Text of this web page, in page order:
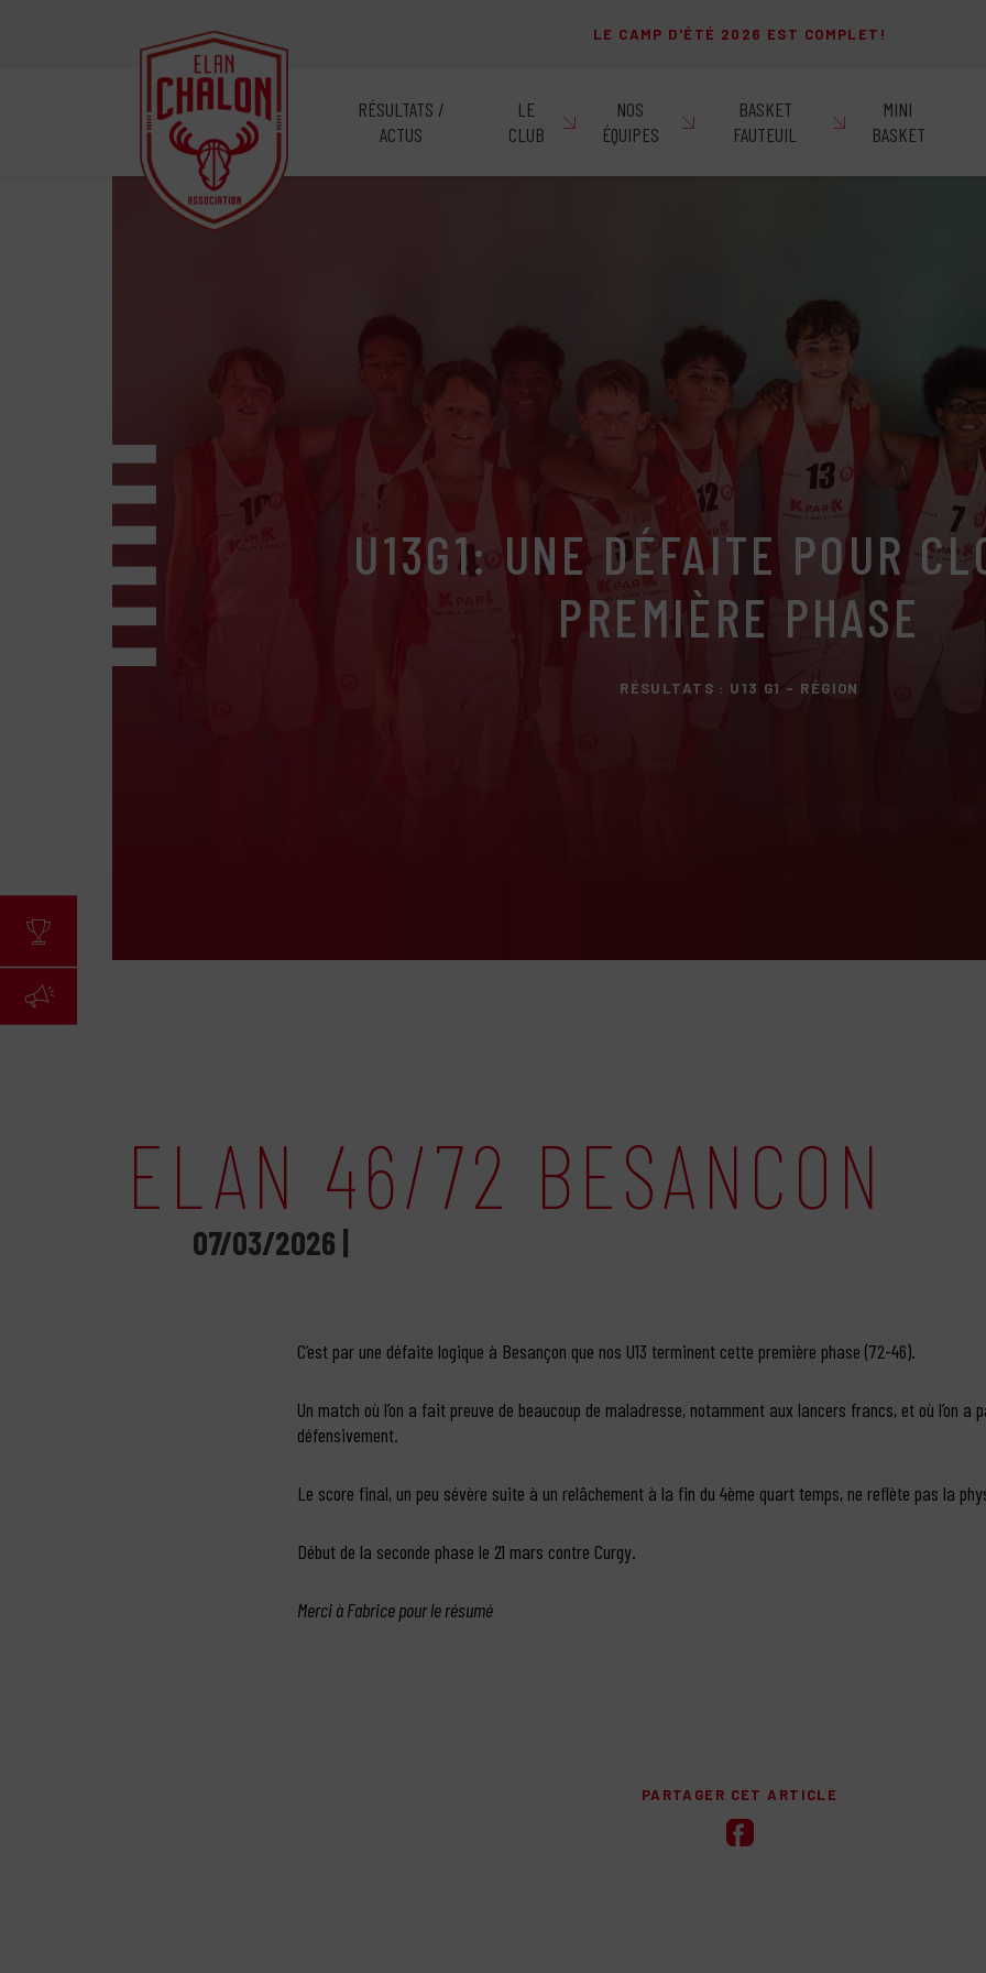
LE CAMP D'ÉTÉ 2026 EST COMPLET!
RÉSULTATS /
ACTUS
LE
CLUB
NOS
ÉQUIPES
BASKET
FAUTEUIL
MINI
BASKET
U13G1: UNE DÉFAITE POUR
PREMIÈRE PHASE
RÉSULTATS : U13 G1 - RÉGION
ELAN 46/72 BESANCON
07/03/2026 |
C’est par une défaite logique à Besançon que nos U13 terminent cette première phase (72-46).
Un match où l’on a fait preuve de beaucoup de maladresse, notamment aux lancers francs, et où l’on a
défensivement.
Le score final, un peu sévère suite à un relâchement à la fin du 4ème quart temps, ne reflète pas la
Début de la seconde phase le 21 mars contre Curgy.
Merci à Fabrice pour le résumé
PARTAGER CET ARTICLE